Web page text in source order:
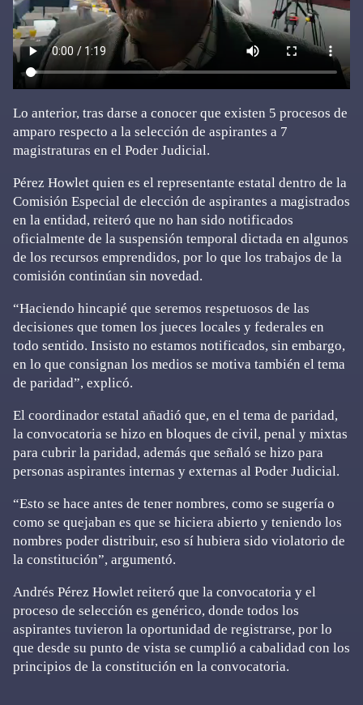
Lo anterior, tras darse a conocer que existen 5 procesos de
amparo respecto a la selección de aspirantes a 7
magistraturas en el Poder Judicial.
Pérez Howlet quien es el representante estatal dentro de la
Comisión Especial de elección de aspirantes a magistrados
en la entidad, reiteró que no han sido notificados
oficialmente de la suspensión temporal dictada en algunos
de los recursos emprendidos, por lo que los trabajos de la
comisión continúan sin novedad.
“Haciendo hincapié que seremos respetuosos de las
decisiones que tomen los jueces locales y federales en
todo sentido. Insisto no estamos notificados, sin embargo,
en lo que consignan los medios se motiva también el tema
de paridad”, explicó.
El coordinador estatal añadió que, en el tema de paridad,
la convocatoria se hizo en bloques de civil, penal y mixtas
para cubrir la paridad, además que señaló se hizo para
personas aspirantes internas y externas al Poder Judicial.
“Esto se hace antes de tener nombres, como se sugería o
como se quejaban es que se hiciera abierto y teniendo los
nombres poder distribuir, eso sí hubiera sido violatorio de
la constitución”, argumentó.
Andrés Pérez Howlet reiteró que la convocatoria y el
proceso de selección es genérico, donde todos los
aspirantes tuvieron la oportunidad de registrarse, por lo
que desde su punto de vista se cumplió a cabalidad con los
principios de la constitución en la convocatoria.